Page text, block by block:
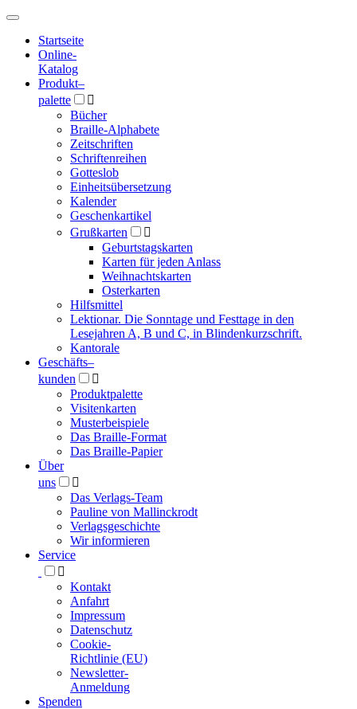
Hauptmenü
Hauptmenü
Startseite
Online-
Katalog
Produkt–
palette

Bücher
Braille-Alphabete
Zeitschriften
Schriftenreihen
Gotteslob
Einheitsübersetzung
Kalender
Geschenkartikel
Grußkarten

Geburtstagskarten
Karten für jeden Anlass
Weihnachtskarten
Osterkarten
Hilfsmittel
Lektionar. Die Sonntage und Festtage in den
Lesejahren A, B und C, in Blindenkurzschrift.
Kantorale
Geschäfts­–
kunden

Produktpalette
Visitenkarten
Musterbeispiele
Das Braille-Format
Das Braille-Papier
Über
uns

Das Verlags-Team
Pauline von Mallinckrodt
Verlagsgeschichte
Wir informieren
Service

Kontakt
Anfahrt
Impressum
Datenschutz
Cookie-
Richtlinie (EU)
Newsletter-
Anmeldung
Spenden